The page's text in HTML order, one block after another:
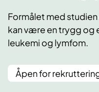
Formålet med
kan være en trygg og
leukemi og lymfom.
Åpen for